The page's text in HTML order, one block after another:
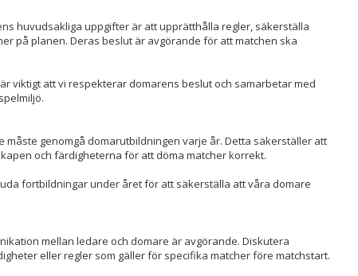
huvudsakliga uppgifter är att upprätthålla regler, säkerställa
på planen. Deras beslut är avgörande för att matchen ska
viktigt att vi respekterar domarens beslut och samarbetar med
måste genomgå domarutbildningen varje år. Detta säkerställer att
och färdigheterna för att döma matcher korrekt.
fortbildningar under året för att säkerställa att våra domare
mellan ledare och domare är avgörande. Diskutera
eller regler som gäller för specifika matcher före matchstart.